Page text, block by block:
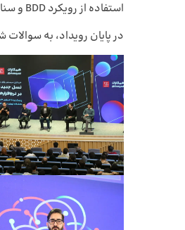
استفاده از رویکرد BDD و سناریونویسی تست خودکار به کمک ابزار gherkin از مهم‌ترین سرفصل‌های ارائه او بود.
در پایان رویداد، به